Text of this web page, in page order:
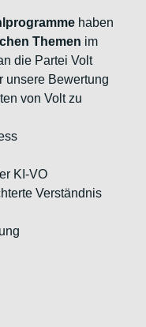
haben
Themen im
die Partei Volt
unsere Bewertung
von Volt zu
KI-VO
Verständnis